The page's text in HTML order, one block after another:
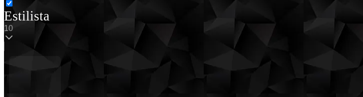
Estilista
10